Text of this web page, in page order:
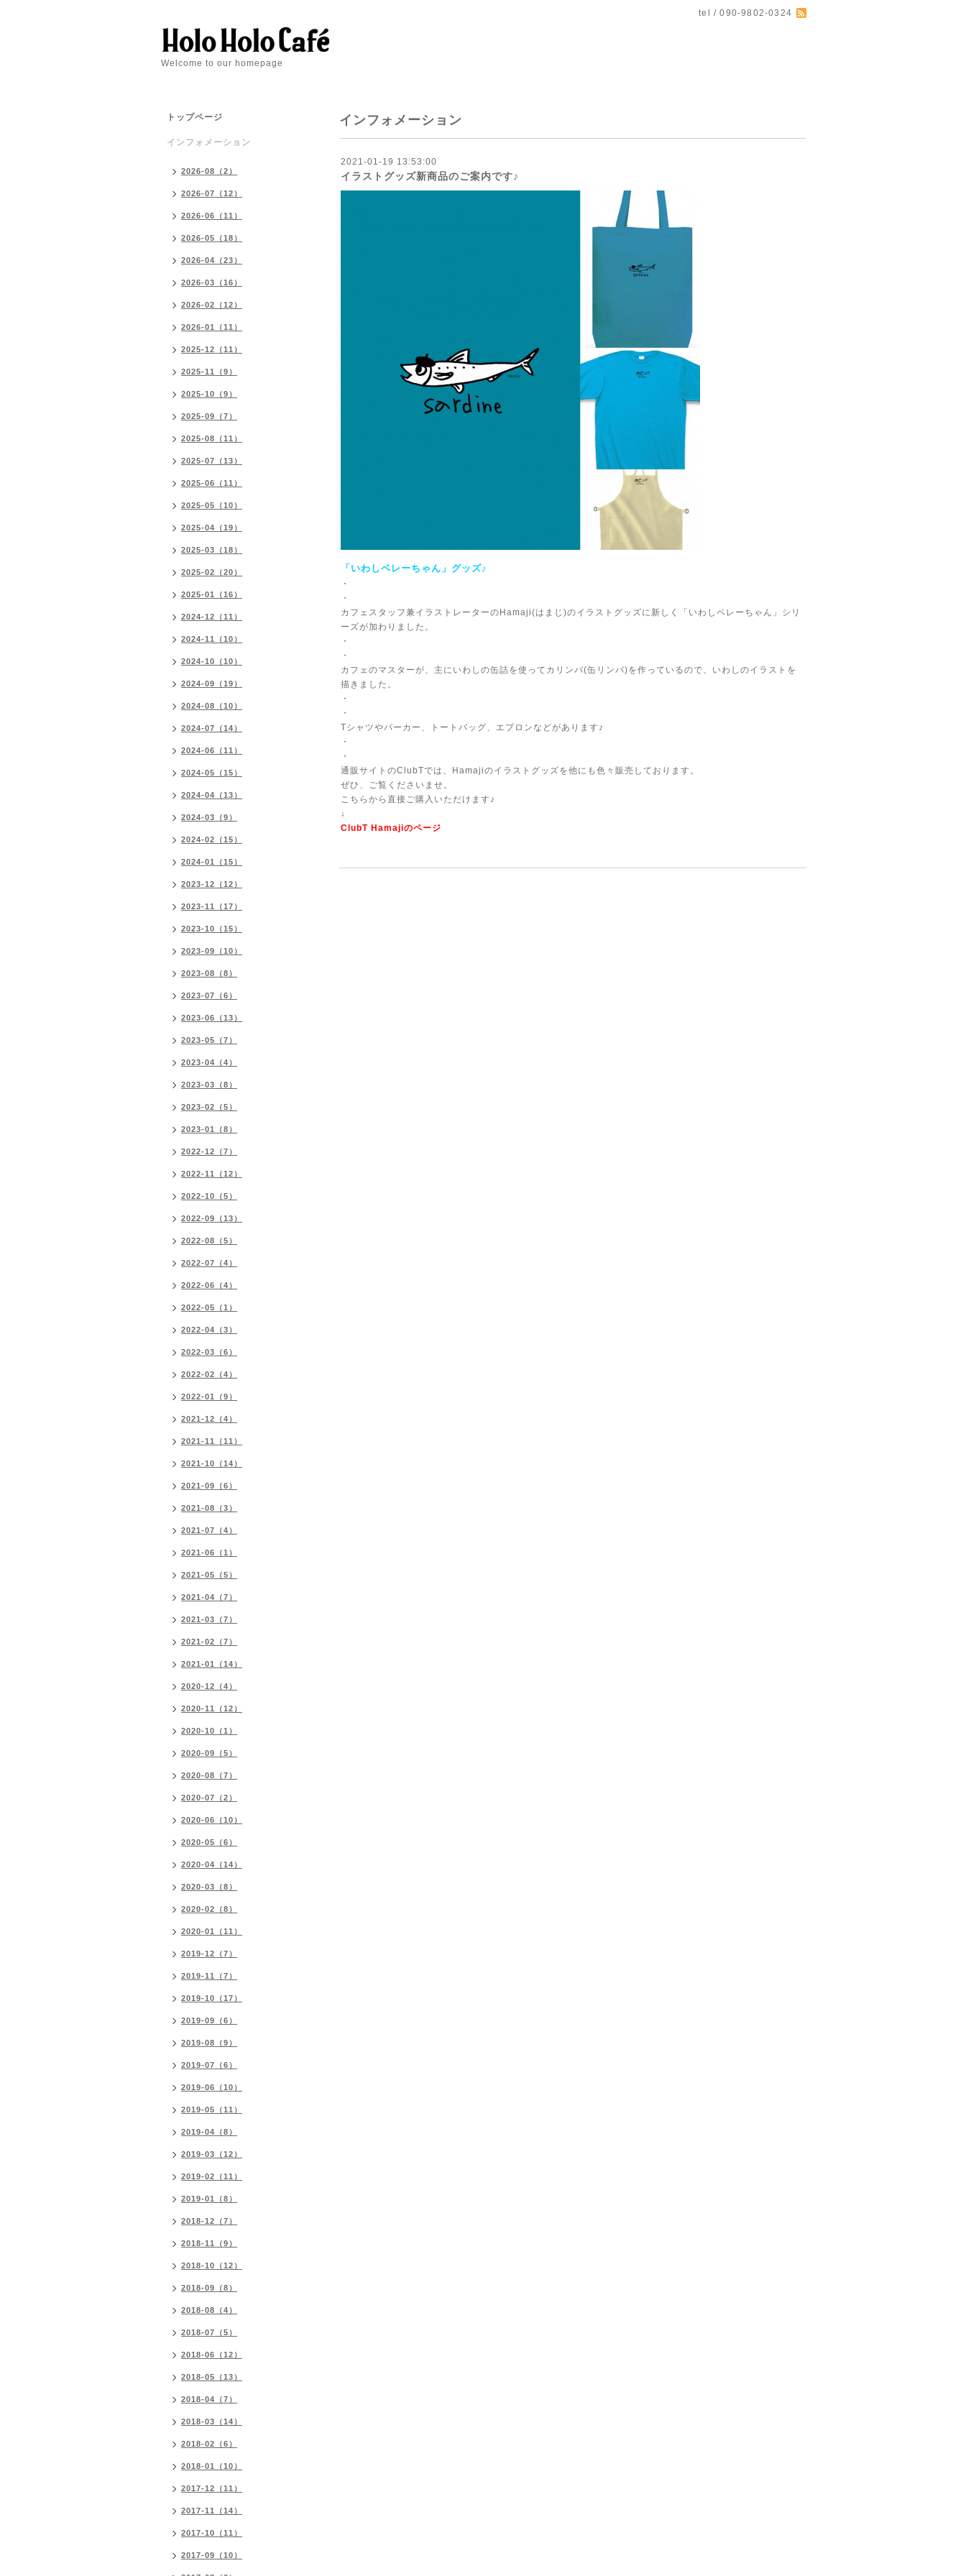
tel / 090-9802-0324
Welcome to our homepage
インフォメーション
2021-01-19 13:53:00
イラストグッズ新商品のご案内です♪
「いわしベレーちゃん」グッズ♪
・
・
カフェスタッフ兼イラストレーターのHamaji(はまじ)のイラストグッズに新しく「いわしベレーちゃん」シリ
ーズが加わりました。
・
・
カフェのマスターが、主にいわしの缶詰を使ってカリンバ(缶リンバ)を作っているので、いわしのイラストを
描きました。
・
・
Tシャツやパーカー、トートバッグ、エプロンなどがあります♪
・
・
通販サイトのClubTでは、Hamajiのイラストグッズを他にも色々販売しております。
ぜひ、ご覧くださいませ。
こちらから直接ご購入いただけます♪
↓
ClubT Hamajiのページ
トップページ
インフォメーション
2026-08（2）
2026-07（12）
2026-06（11）
2026-05（18）
2026-04（23）
2026-03（16）
2026-02（12）
2026-01（11）
2025-12（11）
2025-11（9）
2025-10（9）
2025-09（7）
2025-08（11）
2025-07（13）
2025-06（11）
2025-05（10）
2025-04（19）
2025-03（18）
2025-02（20）
2025-01（16）
2024-12（11）
2024-11（10）
2024-10（10）
2024-09（19）
2024-08（10）
2024-07（14）
2024-06（11）
2024-05（15）
2024-04（13）
2024-03（9）
2024-02（15）
2024-01（15）
2023-12（12）
2023-11（17）
2023-10（15）
2023-09（10）
2023-08（8）
2023-07（6）
2023-06（13）
2023-05（7）
2023-04（4）
2023-03（8）
2023-02（5）
2023-01（8）
2022-12（7）
2022-11（12）
2022-10（5）
2022-09（13）
2022-08（5）
2022-07（4）
2022-06（4）
2022-05（1）
2022-04（3）
2022-03（6）
2022-02（4）
2022-01（9）
2021-12（4）
2021-11（11）
2021-10（14）
2021-09（6）
2021-08（3）
2021-07（4）
2021-06（1）
2021-05（5）
2021-04（7）
2021-03（7）
2021-02（7）
2021-01（14）
2020-12（4）
2020-11（12）
2020-10（1）
2020-09（5）
2020-08（7）
2020-07（2）
2020-06（10）
2020-05（6）
2020-04（14）
2020-03（8）
2020-02（8）
2020-01（11）
2019-12（7）
2019-11（7）
2019-10（17）
2019-09（6）
2019-08（9）
2019-07（6）
2019-06（10）
2019-05（11）
2019-04（8）
2019-03（12）
2019-02（11）
2019-01（8）
2018-12（7）
2018-11（9）
2018-10（12）
2018-09（8）
2018-08（4）
2018-07（5）
2018-06（12）
2018-05（13）
2018-04（7）
2018-03（14）
2018-02（6）
2018-01（10）
2017-12（11）
2017-11（14）
2017-10（11）
2017-09（10）